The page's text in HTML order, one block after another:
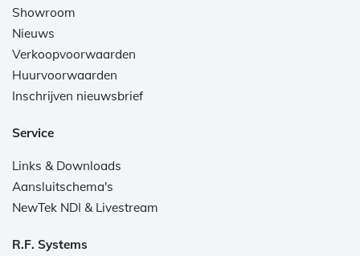
Showroom
Nieuws
Verkoopvoorwaarden
Huurvoorwaarden
Inschrijven nieuwsbrief
Service
Links & Downloads
Aansluitschema's
NewTek NDI & Livestream
R.F. Systems